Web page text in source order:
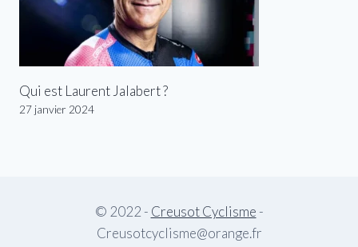
Qui est Laurent Jalabert ?
27 janvier 2024
© 2022 - Creusot Cyclisme -
Creusotcyclisme@orange.fr